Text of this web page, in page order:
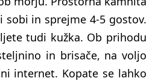
sobi in sprejme 4-5 gostov.
tudi kužka. Ob prihodu
in brisače, na voljo
internet. Kopate se lahko